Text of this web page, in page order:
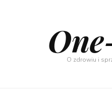
O zdrowiu i